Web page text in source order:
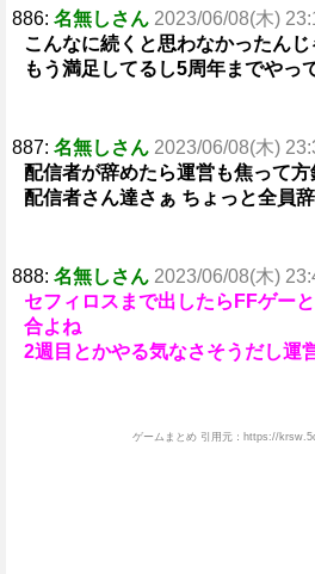
886: 名無しさん 2023/06/08(木)
こんなに続くと思わなかったん
もう満足してるし5周年までやっ
887: 名無しさん 2023/06/08(木)
配信者が辞めたら運営も焦って
配信者さん達さぁ ちょっと全員
888: 名無しさん 2023/06/08(木)
セフィロスまで出したらFFゲー
合よね
2週目とかやる気なさそうだし運
ゲームまとめ 引用元：https://